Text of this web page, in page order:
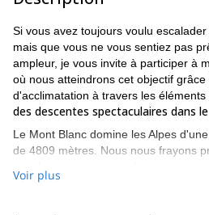
Si vous avez toujours voulu
mais que vous ne vous sentiez pas
ampleur, je vous invite à participer à
où nous atteindrons cet objectif
d'acclimatation à travers les éléments
des descentes spectaculaires dans
Le Mont Blanc domine les Alpes
de 4809 mètres. Nous nous frayons
l'ascension du sommet de la
Voir plus